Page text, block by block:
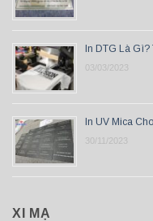
In DTG Là Gì?
03/03/2023
In UV Mica
30/11/2023
XI MẠ